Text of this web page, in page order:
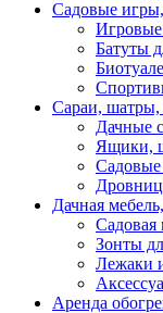
Садовые
Батуты
Сараи,
Дачные
Ящики,
Садовые
Дачная
Садовая
Зонты
Лежаки
Аренда